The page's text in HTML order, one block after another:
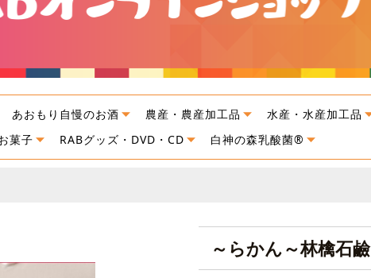
あおもり自慢のお酒 農産・農産加工品 水産・水産加工品
菓子 RABグッズ・DVD・CD 白神の森乳酸菌®
～らかん～林檎石鹼